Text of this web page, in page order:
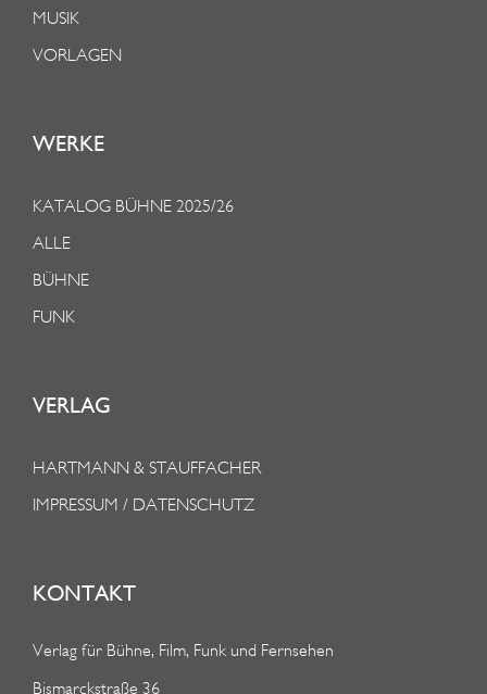
MUSIK
VORLAGEN
WERKE
KATALOG BÜHNE 2025/26
ALLE
BÜHNE
FUNK
VERLAG
HARTMANN & STAUFFACHER
IMPRESSUM / DATENSCHUTZ
KONTAKT
Verlag für Bühne, Film, Funk und Fernsehen
Bismarckstraße 36